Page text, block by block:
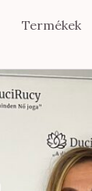
Termékek